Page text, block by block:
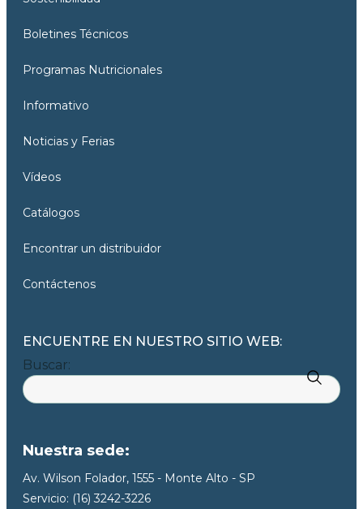
Boletines Técnicos
Programas Nutricionales
Informativo
Noticias y Ferias
Vídeos
Catálogos
Encontrar un distribuidor
Contáctenos
ENCUENTRE EN NUESTRO SITIO WEB:
Buscar:
Nuestra sede:
Av. Wilson Folador, 1555 - Monte Alto - SP
Servicio: (16) 3242-3226